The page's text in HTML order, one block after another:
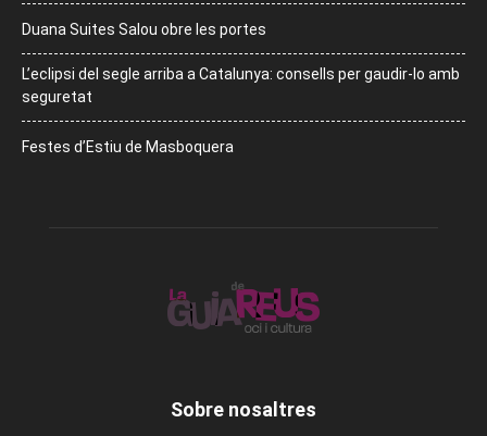
Duana Suites Salou obre les portes
L’eclipsi del segle arriba a Catalunya: consells per gaudir-lo amb
seguretat
Festes d’Estiu de Masboquera
Sobre nosaltres